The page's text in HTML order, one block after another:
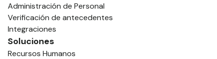
Administración de Personal
Verificación de antecedentes
Integraciones
Soluciones
Recursos Humanos